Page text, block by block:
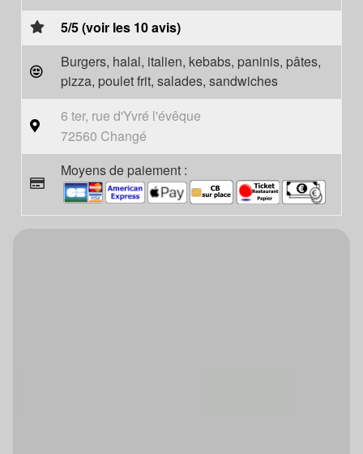
5/5 (voir les 10 avis)
Burgers, halal, italien, kebabs, paninis, pâtes,
pizza, poulet frit, salades, sandwiches
6 ter, rue d'Yvré l'évêque
72560 Changé
Moyens de paiement :